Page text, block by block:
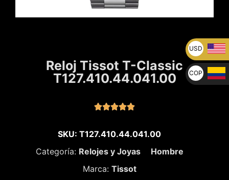
Reloj Tissot T-Classic
T127.410.44.041.00

SKU: T127.410.44.041.00
Categoría: Relojes y Joyas
Hombre
Marca: Tissot
USD
U$
COP
$